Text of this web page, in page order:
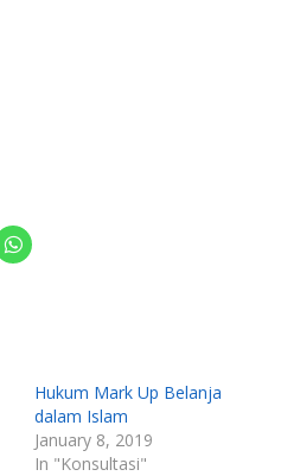
Hukum Mark Up Belanja
dalam Islam
January 8, 2019
In "Konsultasi"